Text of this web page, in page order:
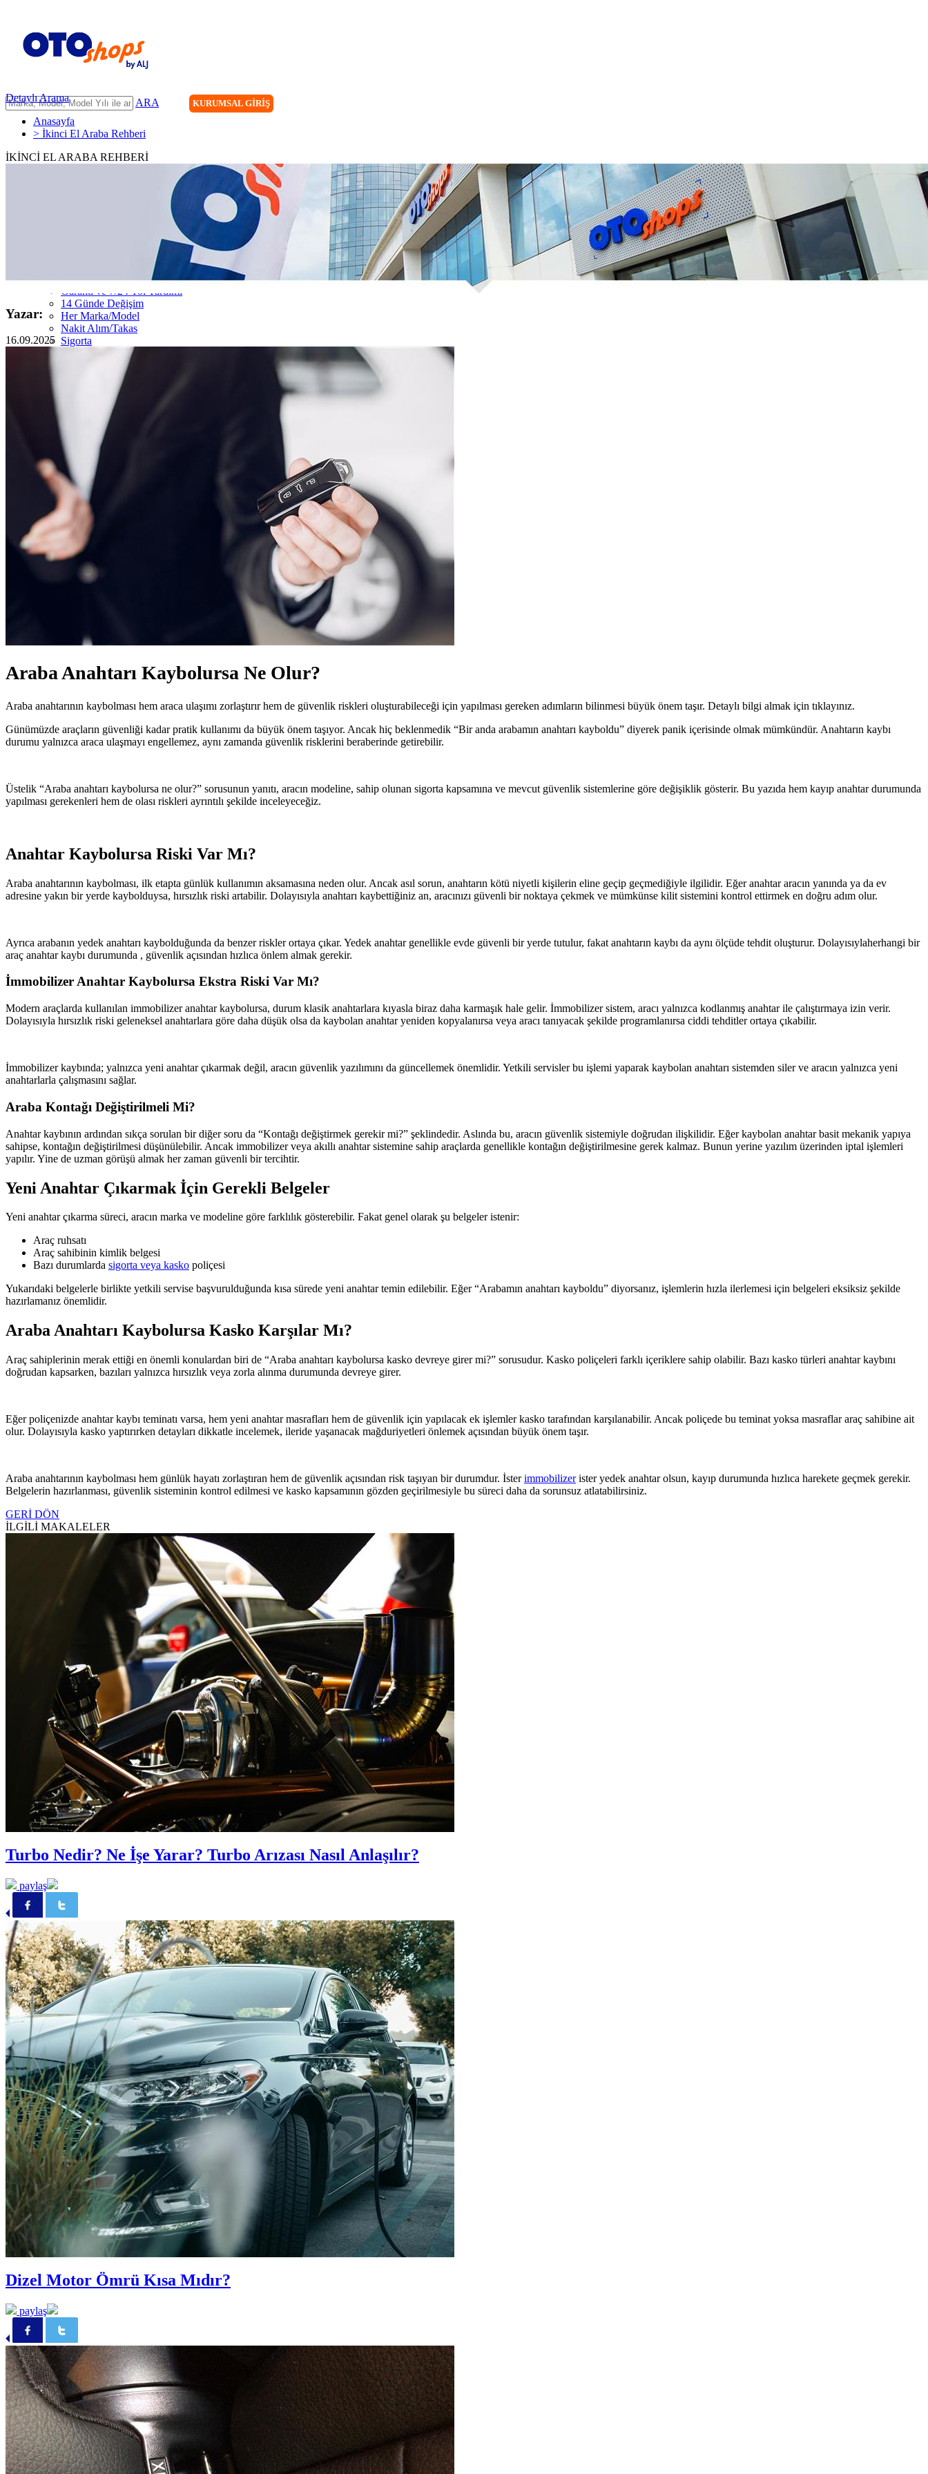
ARA KURUMSAL GİRİŞ
Kredi
Garanti ve 7/24 Yol Yardımı
14 Günde Değişim
Her Marka/Model
Nakit Alım/Takas
Sigorta
Görünüm Yenileme
Otoshops Mobil
HAKKIMIZDA
Sıkça Sorulan Sorular
İletişim
Basın Odası
YETKİLİ SATICILAR
İLETİŞİM
Detaylı Arama
Anasayfa
> İkinci El Araba Rehberi
İKİNCİ EL ARABA REHBERİ
Yazar:
16.09.2025
Araba Anahtarı Kaybolursa Ne Olur?
Araba anahtarının kaybolması hem araca ulaşımı zorlaştırır hem de güvenlik riskleri oluşturabileceği için yapılması gereken adımların bilinmesi büyük önem taşır. Detaylı bilgi almak için tıklayınız.
Günümüzde araçların güvenliği kadar pratik kullanımı da büyük önem taşıyor. Ancak hiç beklenmedik “Bir anda arabamın anahtarı kayboldu” diyerek panik içerisinde olmak mümkündür. Anahtarın kaybı
durumu yalnızca araca ulaşmayı engellemez, aynı zamanda güvenlik risklerini beraberinde getirebilir.
Üstelik “Araba anahtarı kaybolursa ne olur?” sorusunun yanıtı, aracın modeline, sahip olunan sigorta kapsamına ve mevcut güvenlik sistemlerine göre değişiklik gösterir. Bu yazıda hem kayıp anahtar durumunda
yapılması gerekenleri hem de olası riskleri ayrıntılı şekilde inceleyeceğiz.
Anahtar Kaybolursa Riski Var Mı?
Araba anahtarının kaybolması, ilk etapta günlük kullanımın aksamasına neden olur. Ancak asıl sorun, anahtarın kötü niyetli kişilerin eline geçip geçmediğiyle ilgilidir. Eğer anahtar aracın yanında ya da ev
adresine yakın bir yerde kaybolduysa, hırsızlık riski artabilir. Dolayısıyla anahtarı kaybettiğiniz an, aracınızı güvenli bir noktaya çekmek ve mümkünse kilit sistemini kontrol ettirmek en doğru adım olur.
Ayrıca arabanın yedek anahtarı kaybolduğunda da benzer riskler ortaya çıkar. Yedek anahtar genellikle evde güvenli bir yerde tutulur, fakat anahtarın kaybı da aynı ölçüde tehdit oluşturur. Dolayısıylaherhangi bir
araç anahtar kaybı durumunda , güvenlik açısından hızlıca önlem almak gerekir.
İmmobilizer Anahtar Kaybolursa Ekstra Riski Var Mı?
Modern araçlarda kullanılan immobilizer anahtar kaybolursa, durum klasik anahtarlara kıyasla biraz daha karmaşık hale gelir. İmmobilizer sistem, aracı yalnızca kodlanmış anahtar ile çalıştırmaya izin verir.
Dolayısıyla hırsızlık riski geleneksel anahtarlara göre daha düşük olsa da kaybolan anahtar yeniden kopyalanırsa veya aracı tanıyacak şekilde programlanırsa ciddi tehditler ortaya çıkabilir.
İmmobilizer kaybında; yalnızca yeni anahtar çıkarmak değil, aracın güvenlik yazılımını da güncellemek önemlidir. Yetkili servisler bu işlemi yaparak kaybolan anahtarı sistemden siler ve aracın yalnızca yeni
anahtarlarla çalışmasını sağlar.
Araba Kontağı Değiştirilmeli Mi?
Anahtar kaybının ardından sıkça sorulan bir diğer soru da “Kontağı değiştirmek gerekir mi?” şeklindedir. Aslında bu, aracın güvenlik sistemiyle doğrudan ilişkilidir. Eğer kaybolan anahtar basit mekanik yapıya
sahipse, kontağın değiştirilmesi düşünülebilir. Ancak immobilizer veya akıllı anahtar sistemine sahip araçlarda genellikle kontağın değiştirilmesine gerek kalmaz. Bunun yerine yazılım üzerinden iptal işlemleri
yapılır. Yine de uzman görüşü almak her zaman güvenli bir tercihtir.
Yeni Anahtar Çıkarmak İçin Gerekli Belgeler
Yeni anahtar çıkarma süreci, aracın marka ve modeline göre farklılık gösterebilir. Fakat genel olarak şu belgeler istenir:
Araç ruhsatı
Araç sahibinin kimlik belgesi
Bazı durumlarda sigorta veya kasko poliçesi
Yukarıdaki belgelerle birlikte yetkili servise başvurulduğunda kısa sürede yeni anahtar temin edilebilir. Eğer “Arabamın anahtarı kayboldu” diyorsanız, işlemlerin hızla ilerlemesi için belgeleri eksiksiz şekilde
hazırlamanız önemlidir.
Araba Anahtarı Kaybolursa Kasko Karşılar Mı?
Araç sahiplerinin merak ettiği en önemli konulardan biri de “Araba anahtarı kaybolursa kasko devreye girer mi?” sorusudur. Kasko poliçeleri farklı içeriklere sahip olabilir. Bazı kasko türleri anahtar kaybını
doğrudan kapsarken, bazıları yalnızca hırsızlık veya zorla alınma durumunda devreye girer.
Eğer poliçenizde anahtar kaybı teminatı varsa, hem yeni anahtar masrafları hem de güvenlik için yapılacak ek işlemler kasko tarafından karşılanabilir. Ancak poliçede bu teminat yoksa masraflar araç sahibine ait
olur. Dolayısıyla kasko yaptırırken detayları dikkatle incelemek, ileride yaşanacak mağduriyetleri önlemek açısından büyük önem taşır.
Araba anahtarının kaybolması hem günlük hayatı zorlaştıran hem de güvenlik açısından risk taşıyan bir durumdur. İsterimmobilizerister yedek anahtar olsun, kayıp durumunda hızlıca harekete geçmek gerekir.
Belgelerin hazırlanması, güvenlik sisteminin kontrol edilmesi ve kasko kapsamının gözden geçirilmesiyle bu süreci daha da sorunsuz atlatabilirsiniz.
GERİ DÖN
İLGİLİ MAKALELER
Turbo Nedir? Ne İşe Yarar? Turbo Arızası Nasıl Anlaşılır?
paylaş
Dizel Motor Ömrü Kısa Mıdır?
paylaş